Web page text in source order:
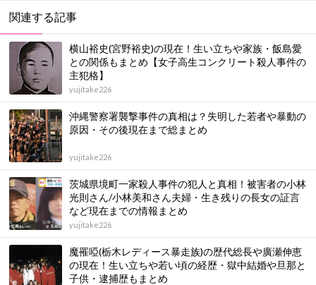
関連する記事
横山裕史(宮野裕史)の現在！生い立ちや家族・飯島愛
との関係もまとめ【女子高生コンクリート殺人事件の
主犯格】
yujitake226
沖縄警察署襲撃事件の真相は？失明した若者や暴動の
原因・その後現在まで総まとめ
yujitake226
茨城県境町一家殺人事件の犯人と真相！被害者の小林
光則さん/小林美和さん夫婦・生き残りの長女の証言
など現在までの情報まとめ
yujitake226
魔罹啞(栃木レディース暴走族)の歴代総長や廣瀬伸恵
の現在！生い立ちや若い頃の経歴・獄中結婚や旦那と
子供・逮捕歴もまとめ